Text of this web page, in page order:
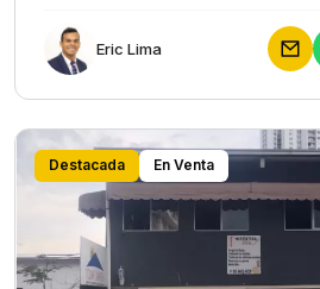
Eric Lima
Destacada En Venta